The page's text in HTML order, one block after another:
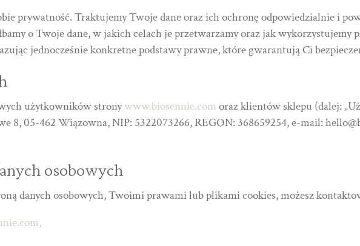
prywatność. Traktujemy Twoje dane oraz ich ochronę odpowiedzialnie i
o Twoje dane, w jakich celach je przetwarzamy oraz jak wykorzystujemy
jednocześnie konkretne podstawy prawne, które gwarantują Ci
użytkowników stronywww.biosennie.com oraz klientów sklepu (dalej:
8, 05-462 Wiązowna, NIP: 5322073266, REGON: 368659254, e-mail:
osobowych
danych osobowych, Twoimi prawami lub plikami cookies, możesz